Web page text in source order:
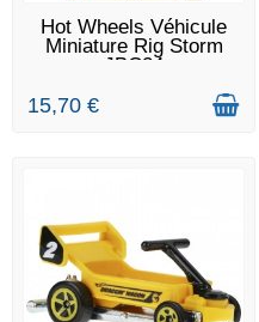
DERNIERS ARTICLES EN
STOCK
Hot Wheels Véhicule
Miniature Rig Storm
JBC24
15,70 €